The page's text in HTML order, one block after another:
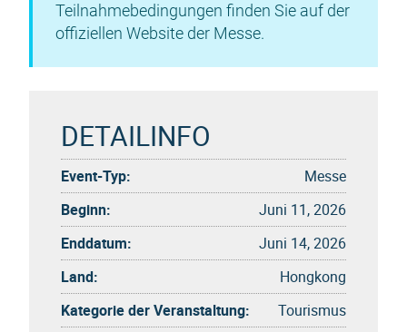
Teilnahmebedingungen finden Sie auf der
offiziellen Website der Messe.
DETAILINFO
Event-Typ:
Messe
Beginn:
Juni 11, 2026
Enddatum:
Juni 14, 2026
Land:
Hongkong
Kategorie der Veranstaltung:
Tourismus